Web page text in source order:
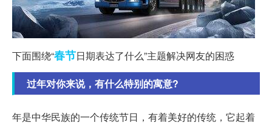
下面围绕“春节日期表达了什么”主题解决网友的困惑
过年对你来说，有什么特别的寓意?
年是中华民族的一个传统节日，有着美好的传统，它起着